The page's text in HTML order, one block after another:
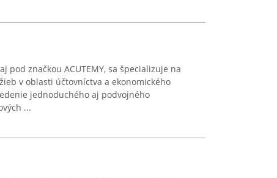
pod značkou ACUTEMY, sa špecializuje na
v oblasti účtovníctva a ekonomického
jednoduchého aj podvojného
...